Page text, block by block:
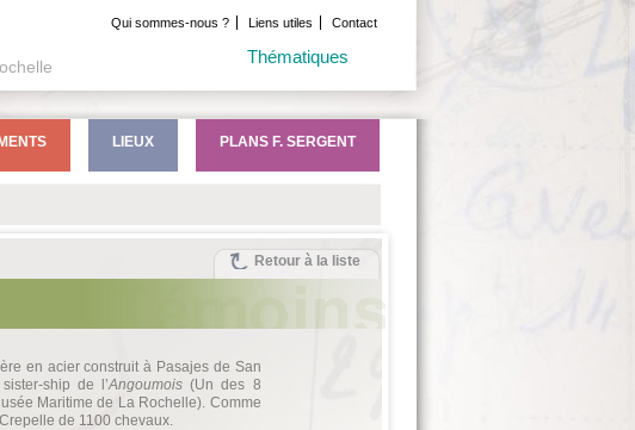
Qui sommes-nous ? Liens utiles Contact
Thématiques
Retour à la liste
en acier construit à Pasajes de San
ship de l’Angoumois(Un des 8
Maritime de La Rochelle). Comme
de 1100 chevaux.
LIEUX PLANS F. SERGENT